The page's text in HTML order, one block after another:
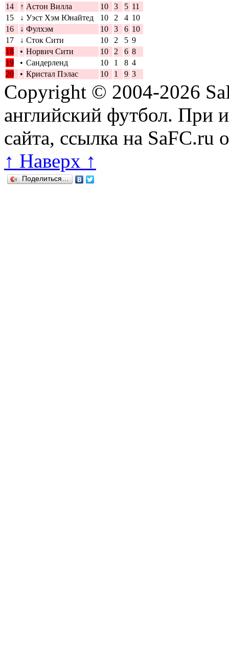
14
↑ Астон Вилла 10 3 5 11
15
↓ Уэст Хэм Юнайтед 10 2 4 10
16
↓ Фулхэм 10 3 6 10
17
↓ Сток Сити 10 2 5 9
18
• Норвич Сити 10 2 6 8
19
• Сандерленд 10 1 8 4
20
• Кристал Пэлас 10 1 9 3
Copyright © 2004-2026
английский футбол. При
сайта, ссылка на SaFC.ru
↑ Наверх ↑
Поделиться…